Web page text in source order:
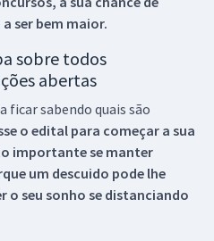
ser bem maior.
sobre todos
abertas
ficar sabendo quais são
o edital para começar a sua
importante se manter
um descuido pode lhe
o seu sonho se distanciando